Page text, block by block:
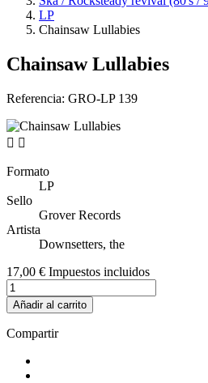
LP
Chainsaw Lullabies
Chainsaw Lullabies
Referencia: GRO-LP 139
 
Formato
LP
Sello
Grover Records
Artista
Downsetters, the
17,00 € Impuestos incluidos
Añadir al carrito
Compartir